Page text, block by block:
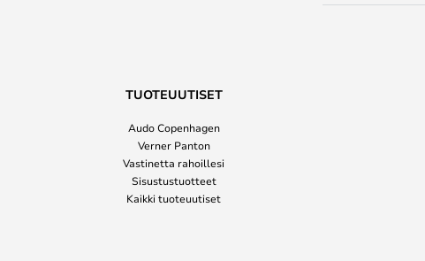
TUOTEUUTISET
Audo Copenhagen
Verner Panton
Vastinetta rahoillesi
Sisustustuotteet
Kaikki tuoteuutiset